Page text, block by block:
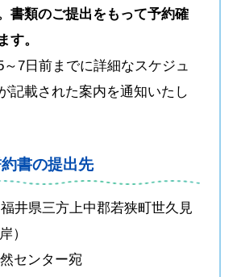
書類のご提出をもって予約確
す。
～7日前までに詳細なスケジュ
記載された案内を通知いたし
書の提出先
井県三方上中郡若狭町世久見
）
センター宛